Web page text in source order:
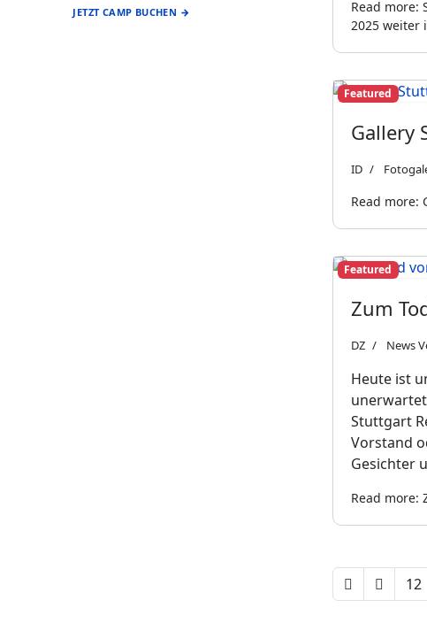
JETZT CAMP BUCHEN →
Read more:
2025 weiter
Featured
Gallery
ID
Read more:
Featured
Zum
DZ News
Heute ist
Stuttgart
Vorstand
Gesichter
Read more:
12